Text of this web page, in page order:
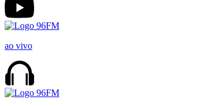
ao vivo